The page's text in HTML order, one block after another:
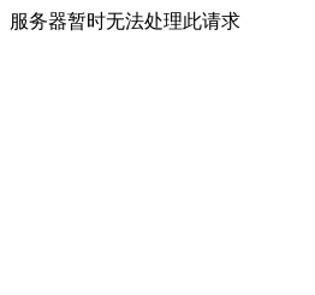
服务器暂时无法处理此请求